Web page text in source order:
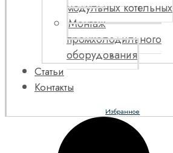
модульных котельных
Монтаж
промхолодильного
оборудования
Статьи
Контакты
Избранное